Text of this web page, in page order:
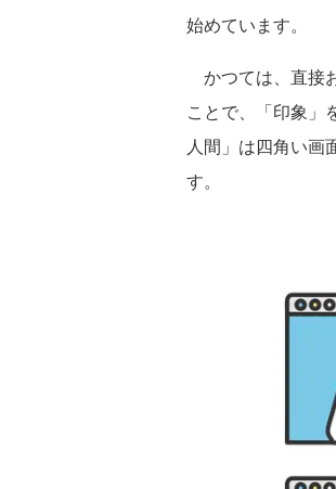
始めています。
かつては、直接
ことで、「印象」
人間」は四角い画
す。